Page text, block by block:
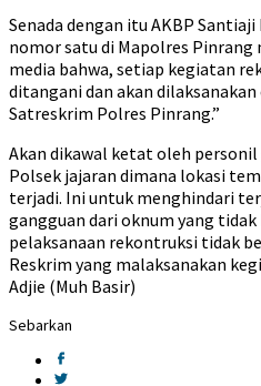
Senada dengan itu AKBP
nomor satu di Mapolres Pinrang
media bahwa, setiap kegiatan
ditangani dan akan
Satreskrim Polres Pinrang.”
Akan dikawal ketat oleh
Polsek jajaran dimana lokasi
terjadi. Ini untuk menghindari
gangguan dari oknum yang
pelaksanaan rekontruksi tidak
Reskrim yang malaksanakan
Adjie (Muh Basir)
Sebarkan